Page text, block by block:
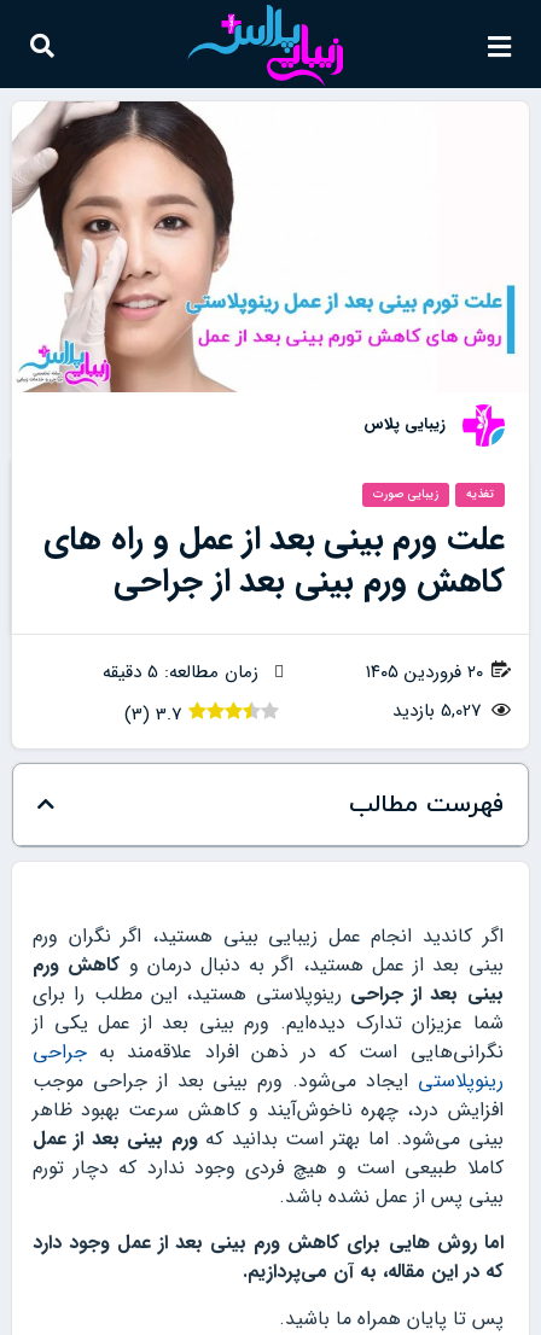
زیبایی پلاس
تغذیه زیبایی صورت
علت ورم بینی بعد از عمل و راه های
کاهش ورم بینی بعد از جراحی
۲۰ فروردین ۱۴۰۵
زمان مطالعه: 5 دقیقه
5,027 بازدید
3.7
(
3
)
فهرست مطالب
اگر کاندید انجام عمل زیبایی بینی هستید، اگر نگران ورم
بینی بعد از عمل هستید، اگر به دنبال درمان و کاهش ورم
بینی بعد از جراحی رینوپلاستی هستید، این مطلب را برای
شما عزیزان تدارک دیده‌ایم. ورم بینی بعد از عمل یکی از
نگرانی‌هایی است که در ذهن افراد علاقه‌مند به جراحی
رینوپلاستی ایجاد می‌شود. ورم بینی بعد از جراحی موجب
افزایش درد، چهره ناخوش‌آیند و کاهش سرعت بهبود ظاهر
بینی می‌شود. اما بهتر است بدانید کهورم بینی بعد از عمل
کاملا طبیعی است و هیچ فردی وجود ندارد که دچار تورم
بینی پس از عمل نشده باشد.
اما روش‌ هایی برای کاهش ورم بینی بعد از عمل وجود دارد
که در این مقاله، به آن می‌پردازیم.
پس تا پایان همراه ما باشید.